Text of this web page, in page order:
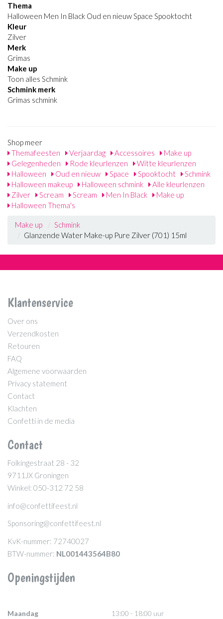
Thema
Halloween Men In Black Oud en nieuw Space Spooktocht
Kleur
Zilver
Merk
Grimas
Make up
Toon alles Schmink
Schmink merk
Grimas schmink
Shop meer
Themafeesten
Verjaardag Accessoires
Make up
Gelegenheden
Rode kleurlenzen
Witte kleurlenzen
Halloween
Oud en nieuw Space Spooktocht
Schmink
Halloween makeup
Halloween schmink
Alle kleurlenzen
Zilver
Scream Scream Men In Black
Make up
Halloween Thema's
Make up
Schmink
Glanzende Water Make-up Pure Zilver (701) 15ml
Klantenservice
Over ons
Verzendkosten
Retouren
FAQ
Algemene voorwaarden
Privacy statement
Contact
Klachten
Confetti in de media
Contact
Folkingestraat 28 - 32
9711JX Groningen
Winkel: 050-312 72 58
info@confettifeest.nl
Sponsoring@confettifeest.nl
KvK-nummer: 72740027
BTW-nummer: NL001443564B80
Openingstijden
Maandag
13:00 - 18:00 uur